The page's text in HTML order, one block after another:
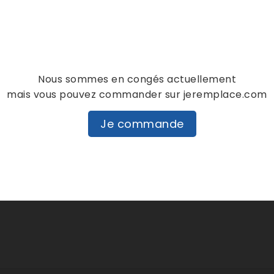
DESCRIPTION DÉTAILS PRODUIT
Nous sommes en congés actuellement
mais vous pouvez commander sur jeremplace.com
Je commande